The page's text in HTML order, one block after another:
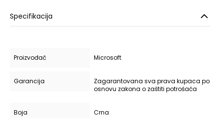
Specifikacija
Proizvođač Microsoft
Garancija
Zagarantovana sva prava kupaca po
osnovu zakona o zaštiti potrošača
Boja Crna